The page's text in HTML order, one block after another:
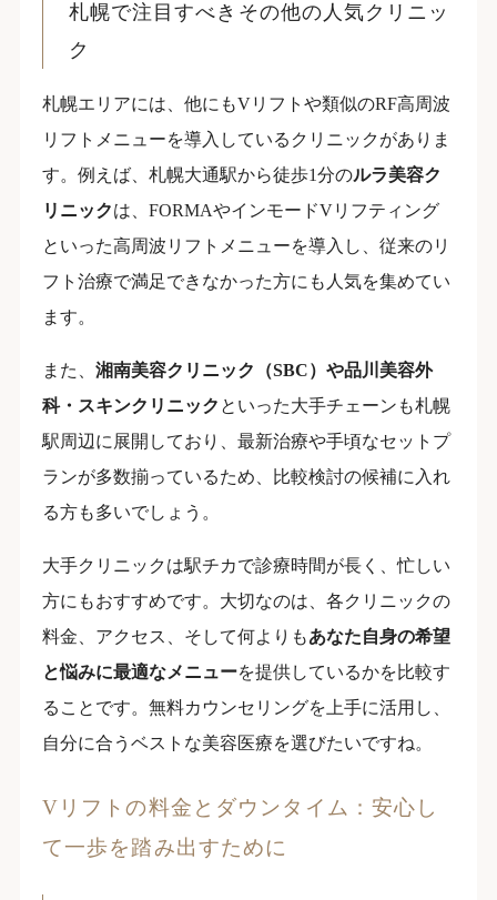
札幌で注目すべきその他の人気クリニッ
ク
札幌エリアには、他にもVリフトや類似のRF高周波
リフトメニューを導入しているクリニックがありま
す。例えば、札幌大通駅から徒歩1分のルラ美容ク
リニックは、FORMAやインモードVリフティング
といった高周波リフトメニューを導入し、従来のリ
フト治療で満足できなかった方にも人気を集めてい
ます。
また、 湘南美容クリニック（SBC）や品川美容外
科・スキンクリニック といった大手チェーンも札幌
駅周辺に展開しており、最新治療や手頃なセットプ
ランが多数揃っているため、比較検討の候補に入れ
る方も多いでしょう。
大手クリニックは駅チカで診療時間が長く、忙しい
方にもおすすめです。大切なのは、各クリニックの
料金、アクセス、そして何よりもあなた自身の希望
と悩みに最適なメニューを提供しているかを比較す
ることです。無料カウンセリングを上手に活用し、
自分に合うベストな美容医療を選びたいですね。
Vリフトの料金とダウンタイム：安心し
て一歩を踏み出すために